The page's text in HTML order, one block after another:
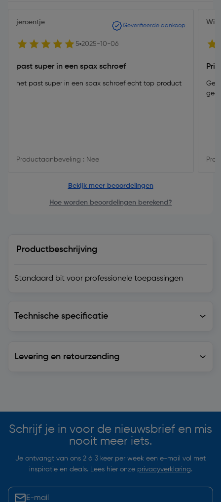
jeroentje Geverifieerde aankoop
5 2025-10-06
past super in een spax schroef
het past super in een spax schroef echt top product
Productaanbeveling : Nee
Bekijk meer beoordelingen
Hoe worden beoordelingen berekend?
Productbeschrijving
Standaard bit voor professionele toepassingen
Technische specificatie
Levering en retourzending
Schrijf je in voor de nieuwsbrief en mis
nooit meer iets.
Je ontvangt van ons 2 à 3 keer per week een e-mail vol met
inspiratie en deals. Lees hier onze privacyverklaring.